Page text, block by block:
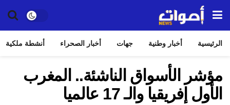
الرئيسية أخبار وطنية جهات أخبار الصحراء أنشطة ملكية
مؤشر الأسواق الناشئة.. المغرب
الأول إفريقيا والـ 17 عالميا